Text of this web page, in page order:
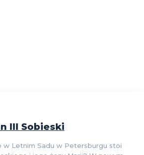
III Sobieski
w Letnim Sadu w Petersburgu stoi